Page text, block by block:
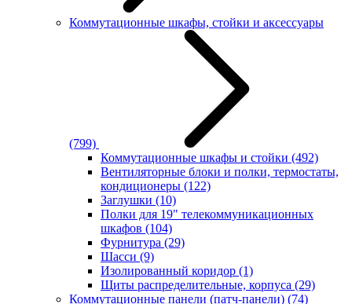
Коммутационные шкафы, стойки и аксессуары
(799)
Коммутационные шкафы и стойки (492)
Вентиляторные блоки и полки, термостаты,
кондиционеры (122)
Заглушки (10)
Полки для 19" телекоммуникационных
шкафов (104)
Фурнитура (29)
Шасси (9)
Изолированный коридор (1)
Щиты распределительные, корпуса (29)
Коммутационные панели (патч-панели) (74)